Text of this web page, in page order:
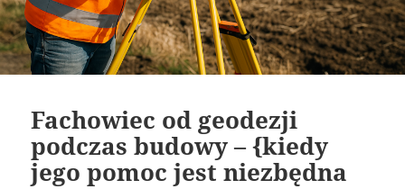
Fachowiec od geodezji
podczas budowy – {kiedy
jego pomoc jest niezbędna